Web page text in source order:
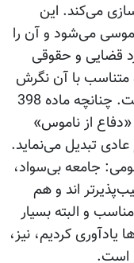
می‌کند. این
می‌شود و آن را
قضایی و حقوقی
متناسب با آن نگرش
نابرابر و سلطه‌جویانه نسبت به زنان است. چنانچه ماده 398
از ناموس»
تبدیل می‌نماید.
جامعه بی‌سواد،
اند و هم
و البته بسیار
کردیم، نیز،
است.